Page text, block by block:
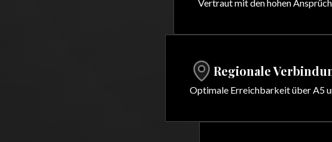
Vertraut mit den hohen
Regionale
Optimale Erreichbarkeit über A5